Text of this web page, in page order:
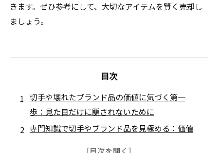
きます。ぜひ参考にして、大切なアイテムを賢く売却し
ましょう。
目次
切手や壊れたブランド品の価値に気づく第一
歩：見た目だけに騙されないために
専門知識で切手やブランド品を見極める：価値